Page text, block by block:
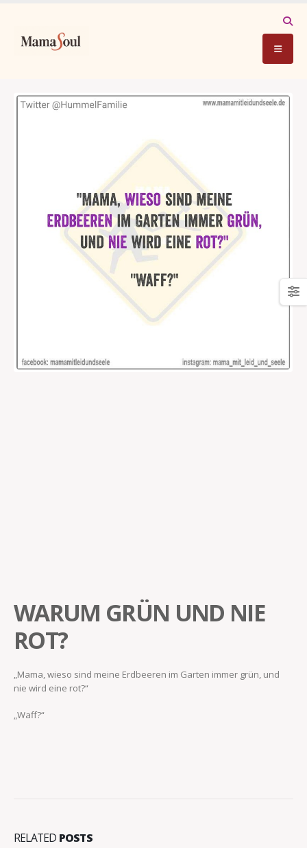
WARUM GRÜN UND NIE
ROT?
„Mama, wieso sind meine Erdbeeren im Garten immer grün, und
nie wird eine rot?“
„Waff?“
RELATED POSTS